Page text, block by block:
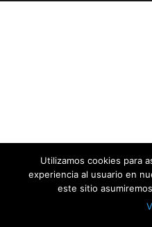
Utilizamos cookies para
experiencia al usuario en
este sitio